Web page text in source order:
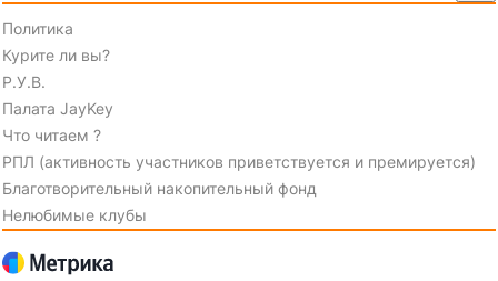
Политика
Курите ли вы?
Р.У.В.
Палата JayKey
Что читаем ?
РПЛ (активность участников приветствуется и премируется)
Благотворительный накопительный фонд
Нелюбимые клубы